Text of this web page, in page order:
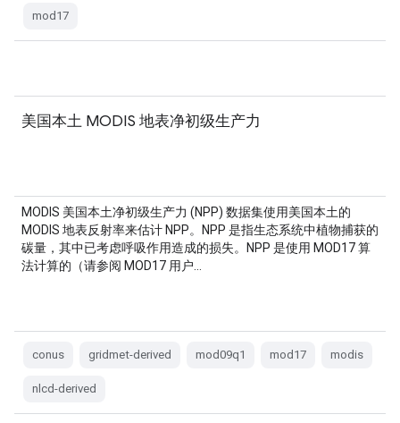
mod17
美国本土 MODIS 地表净初级生产力
MODIS 美国本土净初级生产力 (NPP) 数据集使用美国本土的
MODIS 地表反射率来估计 NPP。NPP 是指生态系统中植物捕获的
碳量，其中已考虑呼吸作用造成的损失。NPP 是使用 MOD17 算
法计算的（请参阅 MOD17 用户…
conus gridmet-derived mod09q1 mod17 modis
nlcd-derived